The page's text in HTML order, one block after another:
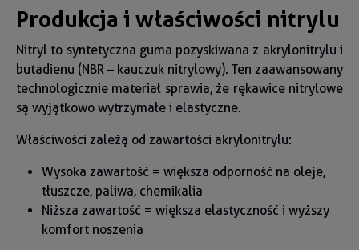
Produkcja i właściwości nitrylu
Nitryl to syntetyczna guma pozyskiwana z akrylonitrylu i
butadienu (NBR – kauczuk nitrylowy). Ten zaawansowany
technologicznie materiał sprawia, że rękawice nitrylowe
są wyjątkowo wytrzymałe i elastyczne.
Właściwości zależą od zawartości akrylonitrylu:
Wysoka zawartość = większa odporność na oleje,
tłuszcze, paliwa, chemikalia
Niższa zawartość = większa elastyczność i wyższy
komfort noszenia